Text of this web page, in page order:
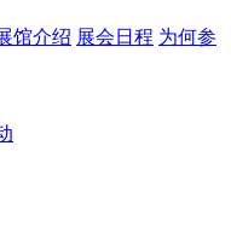
馆介绍 展会日程 为何参